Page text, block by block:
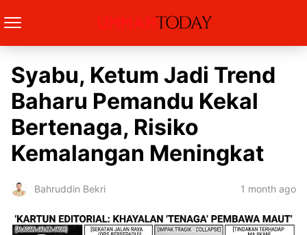
Syabu, Ketum Jadi Trend
Baharu Pemandu Kekal
Bertenaga, Risiko
Kemalangan Meningkat
Bahruddin Bekri 1 month ago